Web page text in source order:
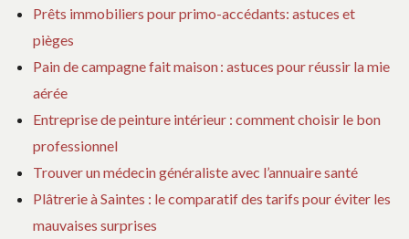
Prêts immobiliers pour primo-accédants: astuces et
pièges
Pain de campagne fait maison : astuces pour réussir la mie
aérée
Entreprise de peinture intérieur : comment choisir le bon
professionnel
Trouver un médecin généraliste avec l’annuaire santé
Plâtrerie à Saintes : le comparatif des tarifs pour éviter les
mauvaises surprises